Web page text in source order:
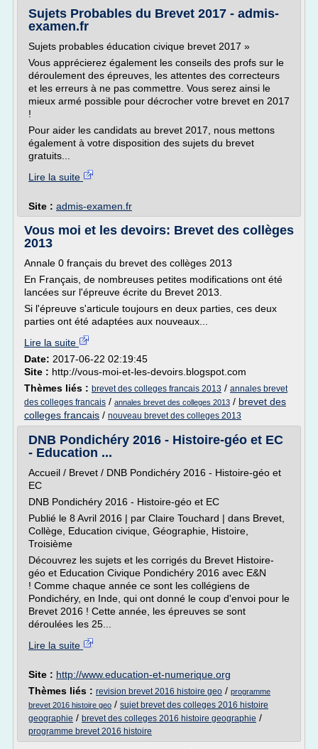
Sujets Probables du Brevet 2017 - admis-
examen.fr
Sujets probables éducation civique brevet 2017 »
Vous apprécierez également les conseils des profs sur le
déroulement des épreuves, les attentes des correcteurs
et les erreurs à ne pas commettre. Vous serez ainsi le
mieux armé possible pour décrocher votre brevet en 2017
!
Pour aider les candidats au brevet 2017, nous mettons
également à votre disposition des sujets du brevet
gratuits...
Lire la suite
Site : admis-examen.fr
Vous moi et les devoirs: Brevet des collèges
2013
Annale 0 français du brevet des collèges 2013
En Français, de nombreuses petites modifications ont été
lancées sur l'épreuve écrite du Brevet 2013.
Si l'épreuve s'articule toujours en deux parties, ces deux
parties ont été adaptées aux nouveaux...
Lire la suite
Date: 2017-06-22 02:19:45
Site : http://vous-moi-et-les-devoirs.blogspot.com
Thèmes liés : brevet des colleges francais 2013 / annales brevet
des colleges francais / annales brevet des colleges 2013 / brevet des
colleges francais / nouveau brevet des colleges 2013
DNB Pondichéry 2016 - Histoire-géo et EC
- Education ...
Accueil / Brevet / DNB Pondichéry 2016 - Histoire-géo et
EC
DNB Pondichéry 2016 - Histoire-géo et EC
Publié le 8 Avril 2016 | par Claire Touchard | dans Brevet,
Collège, Education civique, Géographie, Histoire,
Troisième
Découvrez les sujets et les corrigés du Brevet Histoire-
géo et Education Civique Pondichéry 2016 avec E&N
! Comme chaque année ce sont les collégiens de
Pondichéry, en Inde, qui ont donné le coup d'envoi pour le
Brevet 2016 ! Cette année, les épreuves se sont
déroulées les 25...
Lire la suite
Site : http://www.education-et-numerique.org
Thèmes liés : revision brevet 2016 histoire geo / programme
brevet 2016 histoire geo / sujet brevet des colleges 2016 histoire
geographie / brevet des colleges 2016 histoire geographie /
programme brevet 2016 histoire